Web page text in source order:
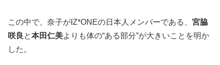
この中で、奈子がIZ*ONEの日本人メンバーである、 宮脇
咲良 と本田仁美よりも体の“ある部分”が大きいことを明か
した。